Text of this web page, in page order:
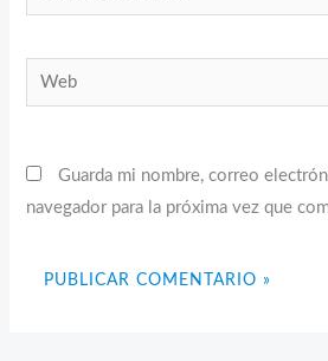
electrónico*
Web
Guarda mi nombre, correo
navegador para la próxima vez que